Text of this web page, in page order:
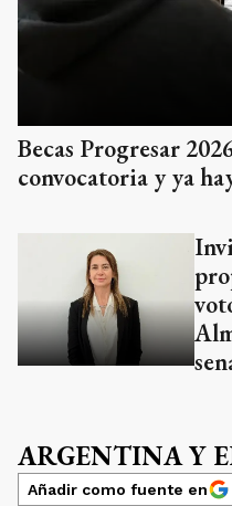
Becas Progresar
convocatoria y ya
ARGENTINA Y
Añadir como fuente en